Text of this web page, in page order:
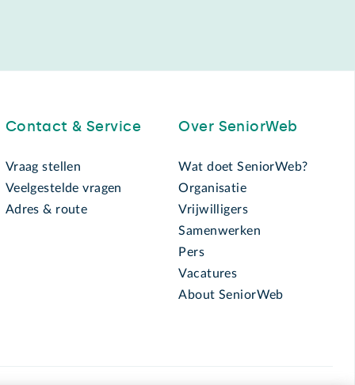
Contact & Service
Vraag stellen
Veelgestelde vragen
Adres & route
Over SeniorWeb
Wat doet SeniorWeb?
Organisatie
Vrijwilligers
Samenwerken
Pers
Vacatures
About SeniorWeb